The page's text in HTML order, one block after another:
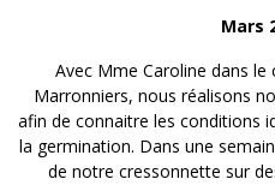
Mars
Avec Mme Caroline dans le
Marronniers, nous réalisons
afin de connaitre les conditions
la germination. Dans une
de notre cressonnette sur